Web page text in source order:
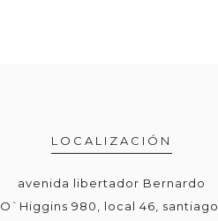
LOCALIZACIÓN
avenida libertador Bernardo
O`Higgins 980, local 46, santiago,